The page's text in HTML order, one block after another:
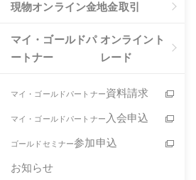
現物オンライン金地金取引
マイ・ゴールドパ
ートナー
オンライント
レード
マイ・ゴールドパートナー資料請求
マイ・ゴールドパートナー 入会申込
ゴールドセミナー参加申込
お知らせ